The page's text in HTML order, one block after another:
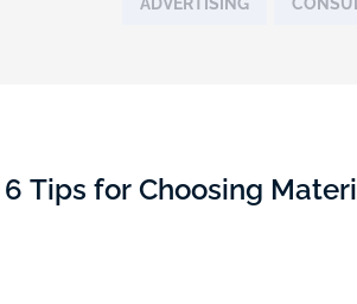
6 Tips for Choosing